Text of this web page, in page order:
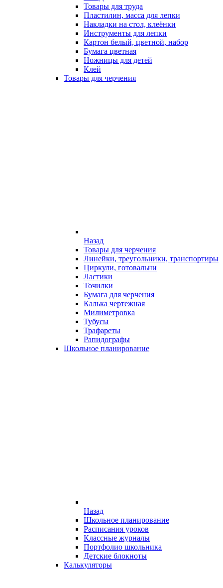
Товары для труда
Пластилин, масса для лепки
Накладки на стол, клеёнки
Инструменты для лепки
Картон белый, цветной, набор
Бумага цветная
Ножницы для детей
Клей
Товары для черчения
Назад
Товары для черчения
Линейки, треугольники, транспортиры
Циркули, готовальни
Ластики
Точилки
Бумага для черчения
Калька чертежная
Милиметровка
Тубусы
Трафареты
Рапидографы
Школьное планирование
Назад
Школьное планирование
Расписания уроков
Классные журналы
Портфолио школьника
Детские блокноты
Калькуляторы